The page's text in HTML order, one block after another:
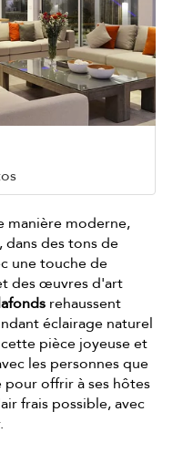
manière moderne,
dans des tons de
une touche de
des œuvres d'art
rehaussent
éclairage naturel
pièce joyeuse et
les personnes que
pour offrir à ses hôtes
frais possible, avec